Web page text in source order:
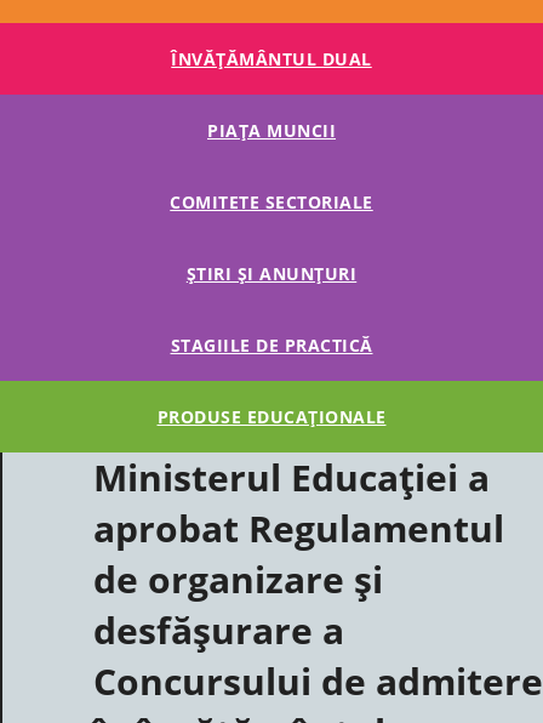
ÎNVĂŢĂMÂNTUL DUAL
PIAȚA MUNCII
COMITETE SECTORIALE
ȘTIRI ȘI ANUNȚURI
STAGIILE DE PRACTICĂ
PRODUSE EDUCAȚIONALE
Ministerul Educației a
aprobat Regulamentul
de organizare și
desfășurare a
Concursului de admitere